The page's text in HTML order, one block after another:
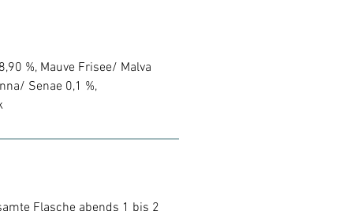
%, Mauve Frisee/ Malva
Senae 0,1 %,
Flasche abends 1 bis 2